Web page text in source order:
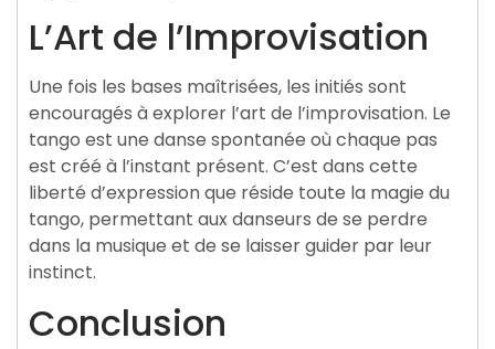
L’Art de l’Improvisation
Une fois les bases maîtrisées, les initiés sont
encouragés à explorer l’art de l’improvisation. Le
tango est une danse spontanée où chaque pas
est créé à l’instant présent. C’est dans cette
liberté d’expression que réside toute la magie du
tango, permettant aux danseurs de se perdre
dans la musique et de se laisser guider par leur
instinct.
Conclusion